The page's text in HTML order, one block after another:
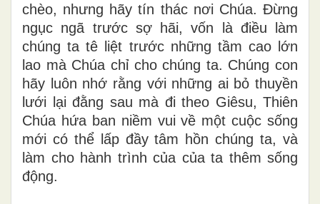
chèo, nhưng hãy tín thác nơi Chúa. Đừng
ngục ngã trước sợ hãi, vốn là điều làm
chúng ta tê liệt trước những tầm cao lớn
lao mà Chúa chỉ cho chúng ta. Chúng con
hãy luôn nhớ rằng với những ai bỏ thuyền
lưới lại đằng sau mà đi theo Giêsu, Thiên
Chúa hứa ban niềm vui về một cuộc sống
mới có thể lấp đầy tâm hồn chúng ta, và
làm cho hành trình của của ta thêm sống
động.